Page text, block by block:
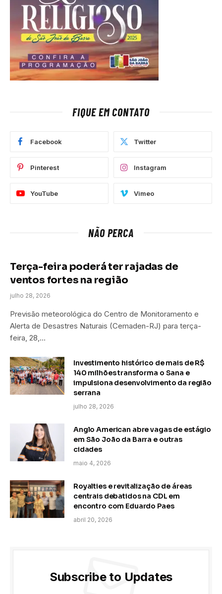
FIQUE EM CONTATO
Facebook Twitter
Pinterest Instagram
YouTube Vimeo
NÃO PERCA
Terça-feira poderá ter rajadas de
ventos fortes na região
julho 28, 2026
Previsão meteorológica do Centro de Monitoramento e
Alerta de Desastres Naturais (Cemaden-RJ) para terça-
feira, 28,…
Investimento histórico de mais de R$
140 milhões transforma o Sana e
impulsiona desenvolvimento da região
serrana
julho 28, 2026
Anglo American abre vagas de estágio
em São João da Barra e outras
cidades
maio 4, 2026
Royalties e revitalização de áreas
centrais debatidos na CDL em
encontro com Eduardo Paes
abril 20, 2026
Subscribe to Updates